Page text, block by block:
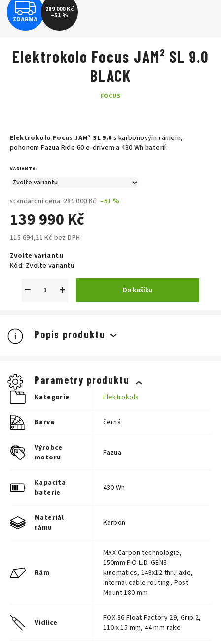
Elektrokolo Focus JAM² SL 9.0 s karbonovým rámem,
pohonem Fazua Ride 60 e-drivem a 430 Wh baterií.
VARIANTA:
standardní cena: 289 000 Kč –51 %
139 990 Kč
115 694,21 Kč bez DPH
cena:
Zvolte variantu
Kód: Zvolte variantu
+
− Do košíku
Popis produktu
Parametry produktu
Kategorie Elektrokola
Barva černá
Výrobce
motoru
Fazua
Kapacita
baterie
430 Wh
Materiál
rámu
Karbon
Rám
MAX Carbon technologie,
150mm F.O.L.D. GEN3
kinematics, 148x12 thru axle,
internal cable routing, Post
Mount 180 mm
Vidlice
FOX 36 Float Factory 29, Grip 2,
110 x 15 mm, 44 mm rake
Elektrokolo Focus JAM² SL 9.0
BLACK
FOCUS
Z
D
A
R
ZDARMA
289 000 Kč
–51 %